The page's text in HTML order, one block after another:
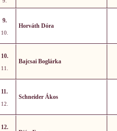
9.
10.
Horváth Dóra
10.
11.
Bajcsai Boglárka
11.
12.
Schneider Ákos
12.